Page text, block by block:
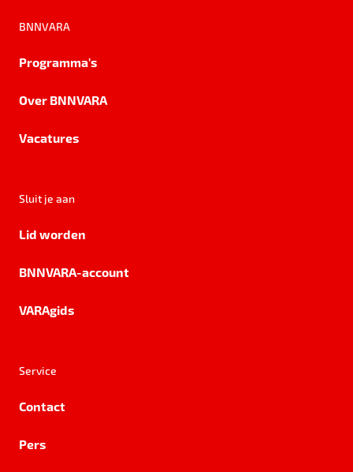
BNNVARA
Programma's
Over BNNVARA
Vacatures
Sluit je aan
Lid worden
BNNVARA-account
VARAgids
Service
Contact
Pers